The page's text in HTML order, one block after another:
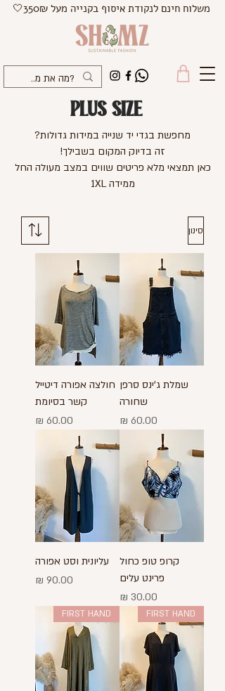
משלוח חינם לנקודת איסוף בקנייה מעל 350₪🤍
PLUS SIZE
מחפשת בגדי יד שנייה במידות גדולות?
זה בדיוק המקום בשבילך!
כאן תמצאי מלא פריטים שווים במצב מעולה החל
ממידה 1XL
סינון
שמלת ג'ינס סרפן
שחורה
מחיר
חולצה אפורה דיטייל
קשר בסיומת
מחיר
קרופ טופ כחול
פרינט עלים
מחיר
עליונית וסט אפורה
מחיר
FIRST HAND
FIRST HAND